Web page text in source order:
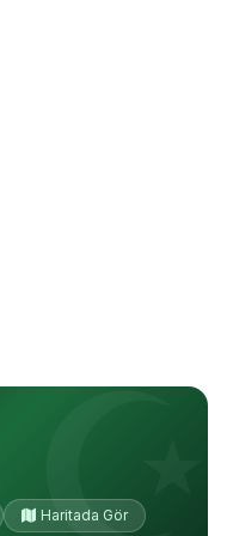
Haritada Gör